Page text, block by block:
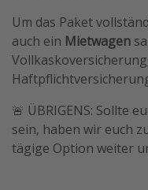
Um das Paket
auch ein Mietwagen
🚨 ÜBRIGENS: Sollte
sein, haben wir euch
tägige Option weiter